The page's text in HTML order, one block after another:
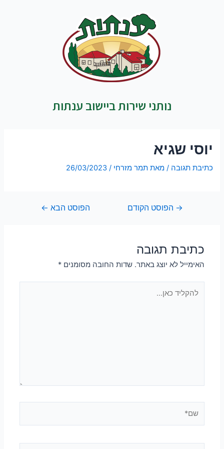
נותני שירות ביישוב ענתות
יוסי שגיא
כתיבת תגובה / מאתתמר מזרחי /
26/03/2023
→ הפוסט הקודם הפוסט הבא ←
כתיבת תגובה
האימייל לא יוצג באתר. שדות החובה מסומנים*